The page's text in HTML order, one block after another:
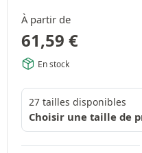
À partir de
61,59 €
En stock
27 tailles disponibles
Choisir une taille de